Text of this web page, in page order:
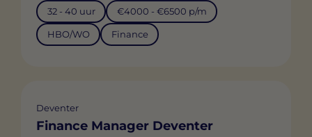
32 - 40 uur €4000 - €6500 p/m
HBO/WO Finance
Deventer
Finance Manager Deventer